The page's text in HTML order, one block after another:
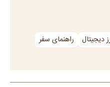
دیجیتال
راهنمای سفر